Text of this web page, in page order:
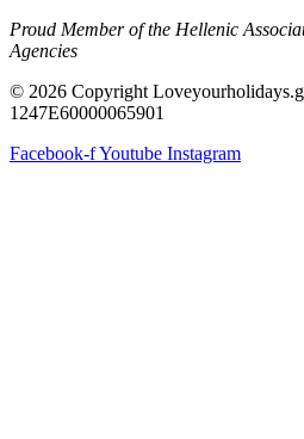
Proud Member of the Hellenic
Agencies
© 2026 Copyright
1247Ε60000065901
Facebook-fYoutube Instagram